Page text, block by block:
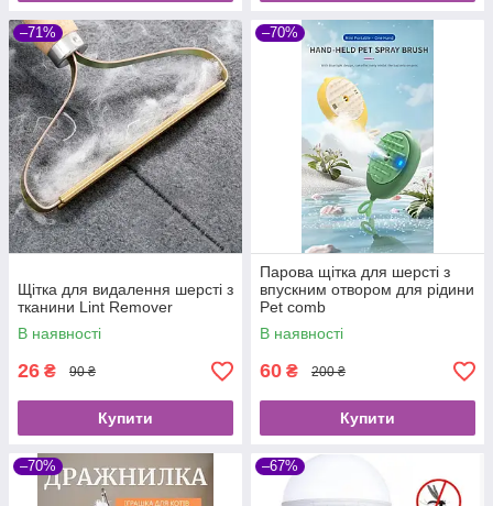
–71%
Щітка для видалення шерсті з
тканини Lint Remover
В наявності
26 ₴ 90 ₴
Купити
–70%
Парова щітка для шерсті з
впускним отвором для рідини
Pet comb
В наявності
60 ₴ 200 ₴
Купити
–70% –67%